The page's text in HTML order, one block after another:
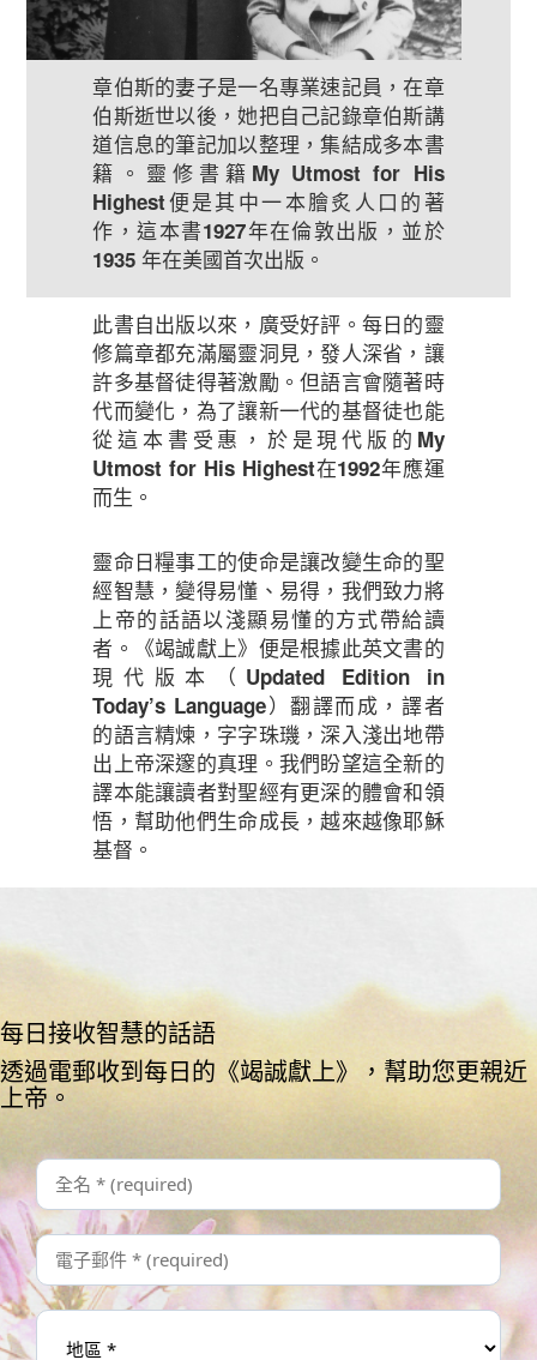
章伯斯的妻子是一名專業速記員，在章
伯斯逝世以後，她把自己記錄章伯斯講
道信息的筆記加以整理，集結成多本書
籍。靈修書籍 My Utmost for His
Highest便是其中一本膾炙人口的著
作，這本書1927年在倫敦出版，並於
1935 年在美國首次出版。
此書自出版以來，廣受好評。每日的靈
修篇章都充滿屬靈洞見，發人深省，讓
許多基督徒得著激勵。但語言會隨著時
代而變化，為了讓新一代的基督徒也能
從這本書受惠，於是現代版的 My
Utmost for His Highest在1992年應運
而生。
靈命日糧事工的使命是讓改變生命的聖
經智慧，變得易懂、易得，我們致力將
上帝的話語以淺顯易懂的方式帶給讀
者。《竭誠獻上》便是根據此英文書的
現代版本（ Updated Edition in
Today’s Language）翻譯而成，譯者
的語言精煉，字字珠璣，深入淺出地帶
出上帝深邃的真理。我們盼望這全新的
譯本能讓讀者對聖經有更深的體會和領
悟，幫助他們生命成長，越來越像耶穌
基督。
每日接收智慧的話語
透過電郵收到每日的《竭誠獻上》，幫助您更親近
上帝。